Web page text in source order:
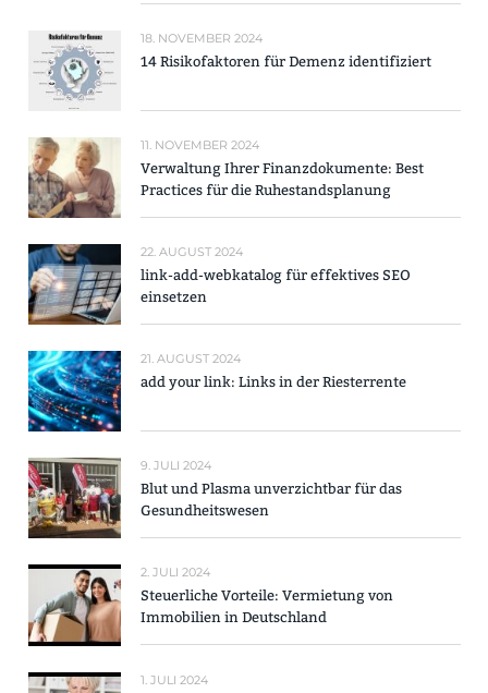
18. NOVEMBER 2024
14 Risikofaktoren für Demenz identifiziert
11. NOVEMBER 2024
Verwaltung Ihrer Finanzdokumente: Best
Practices für die Ruhestandsplanung
22. AUGUST 2024
link-add-webkatalog für effektives SEO
einsetzen
21. AUGUST 2024
add your link: Links in der Riesterrente
9. JULI 2024
Blut und Plasma unverzichtbar für das
Gesundheitswesen
2. JULI 2024
Steuerliche Vorteile: Vermietung von
Immobilien in Deutschland
1. JULI 2024